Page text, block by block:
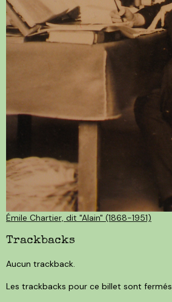
Émile Chartier, dit "Alain" (1868-1951)
Trackbacks
Aucun trackback.
Les trackbacks pour ce billet sont fermés.